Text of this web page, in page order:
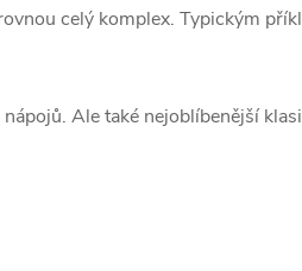
celý komplex. Typickým
Ale také nejoblíbenější